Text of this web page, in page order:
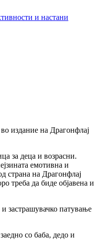
и настани
издание на Драгонфлај
за деца и возрасни.
емотивна и
страна на Драгонфлај
треба да биде објавена и
застрашувачко патување
со баба, дедо и